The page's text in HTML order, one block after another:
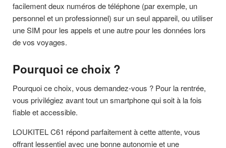
facilement deux numéros de téléphone (par exemple, un
personnel et un professionnel) sur un seul appareil, ou utiliser
une SIM pour les appels et une autre pour les données lors
de vos voyages.
Pourquoi ce choix ?
Pourquoi ce choix, vous demandez-vous ? Pour la rentrée,
vous privilégiez avant tout un smartphone qui soit à la fois
fiable et accessible.
LOUKITEL C61 répond parfaitement à cette attente, vous
offrant lessentiel avec une bonne autonomie et une